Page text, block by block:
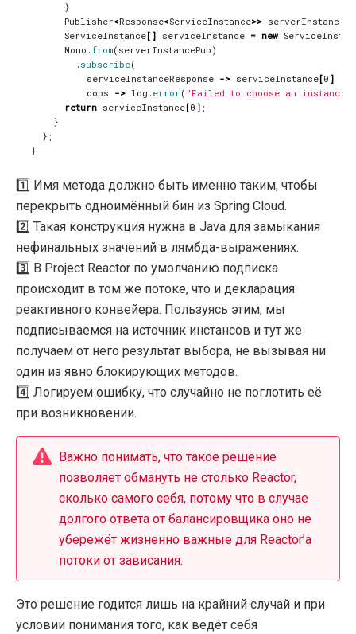
}
Publisher<Response<ServiceInstance>>
ServiceInstance[] serviceInstance = new
Mono . from( serverInstancePub )
. subscribe(
serviceInstanceResponse -> serviceInstance[0 ]
oops -> log . error ( "Failed to choose an instance"
return serviceInstance[0 ] ;
}
};
}
1️⃣ Имя метода должно быть именно таким, чтобы
перекрыть одноимённый бин из Spring Cloud.
2️⃣ Такая конструкция нужна в Java для замыкания
нефинальных значений в лямбда-выражениях.
3️⃣ В Project Reactor по умолчанию подписка
происходит в том же потоке, что и декларация
реактивного конвейера. Пользуясь этим, мы
подписываемся на источник инстансов и тут же
получаем от него результат выбора, не вызывая ни
один из явно блокирующих методов.
4️⃣ Логируем ошибку, что случайно не поглотить её
при возникновении.
Важно понимать, что такое решение
позволяет обмануть не столько Reactor,
сколько самого себя, потому что в случае
долгого ответа от балансировщика оно не
убережёт жизненно важные для Reactor’а
потоки от зависания.
Это решение годится лишь на крайний случай и при
условии понимания того, как ведёт себя